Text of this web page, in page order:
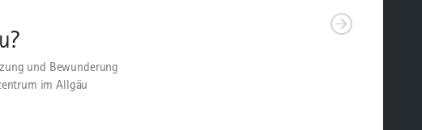
und Bewunderung
im Allgäu